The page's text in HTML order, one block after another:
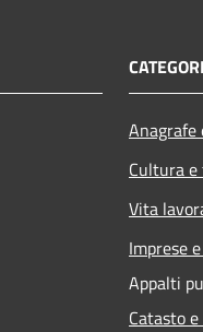
Cultura
Vita
Imprese
Appalti
Catasto